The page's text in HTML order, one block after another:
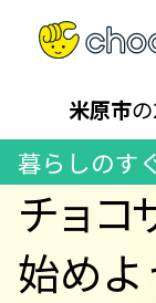
米原市
暮らしのす
チョコ
始めよ